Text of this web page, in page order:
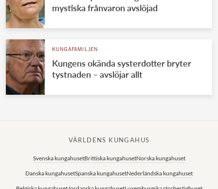
mystiska frånvaron avslöjad
KUNGAFAMILJEN
Kungens okända systerdotter bryter
tystnaden – avslöjar allt
VÄRLDENS KUNGAHUS
Svenska kungahusetBrittiska kungahusetNorska kungahuset
Danska kungahusetSpanska kungahusetNederländska kungahuset